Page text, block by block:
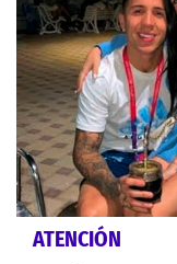
ATENCIÓN